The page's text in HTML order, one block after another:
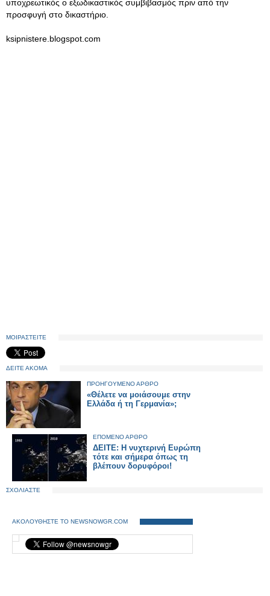
υποχρεωτικός ο εξωδικαστικός συμβιβασμός πριν από την
προσφυγή στο δικαστήριο.
ksipnistere.blogspot.com
ΜΟΙΡΑΣΤΕΙΤΕ
ΔΕΙΤΕ ΑΚΟΜΑ
ΠΡΟΗΓΟΥΜΕΝΟ ΑΡΘΡΟ
«Θέλετε να μοιάσουμε στην
Ελλάδα ή τη Γερμανία»;
ΕΠΟΜΕΝΟ ΑΡΘΡΟ
ΔΕΙΤΕ: Η νυχτερινή Ευρώπη
τότε και σήμερα όπως τη
βλέπουν δορυφόροι!
ΣΧΟΛΙΑΣΤΕ
ΑΚΟΛΟΥΘΗΣΤΕ ΤΟ NEWSNOWGR.COM